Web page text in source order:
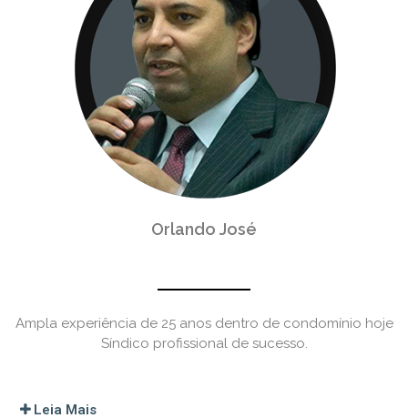
Orlando José
Ampla experiência de 25 anos dentro de condomínio hoje
Síndico profissional de sucesso.
Leia Mais